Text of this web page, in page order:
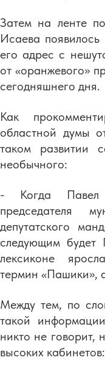
Затем на ленте
Исаева появилось
его адрес с
от «оранжевого»
сегодняшнего дня.
Как
областной думы
таком развитии
необычного:
- Когда Павел
председателя
депутатского
следующим будет
лексиконе
термин «Пашики»,
Между тем, по
такой
никто не говорит,
высоких кабинетов: